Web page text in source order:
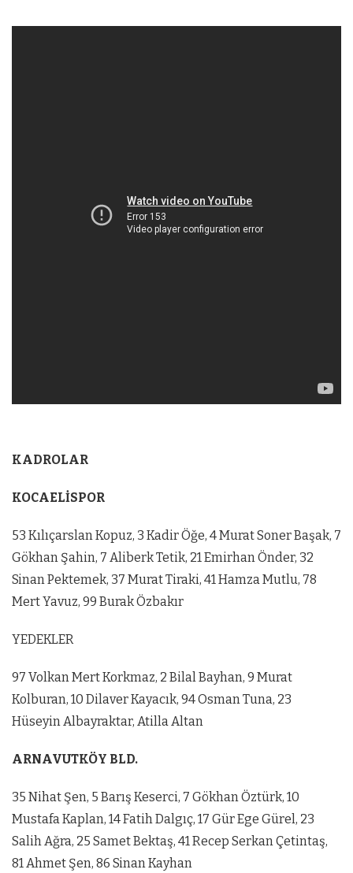
KADROLAR
KOCAELİSPOR
53 Kılıçarslan Kopuz, 3 Kadir Öğe, 4 Murat Soner Başak, 7
Gökhan Şahin, 7 Aliberk Tetik, 21 Emirhan Önder, 32
Sinan Pektemek, 37 Murat Tiraki, 41 Hamza Mutlu, 78
Mert Yavuz, 99 Burak Özbakır
YEDEKLER
97 Volkan Mert Korkmaz, 2 Bilal Bayhan, 9 Murat
Kolburan, 10 Dilaver Kayacık, 94 Osman Tuna, 23
Hüseyin Albayraktar, Atilla Altan
ARNAVUTKÖY BLD.
35 Nihat Şen, 5 Barış Keserci, 7 Gökhan Öztürk, 10
Mustafa Kaplan, 14 Fatih Dalgıç, 17 Gür Ege Gürel, 23
Salih Ağra, 25 Samet Bektaş, 41 Recep Serkan Çetintaş,
81 Ahmet Şen, 86 Sinan Kayhan